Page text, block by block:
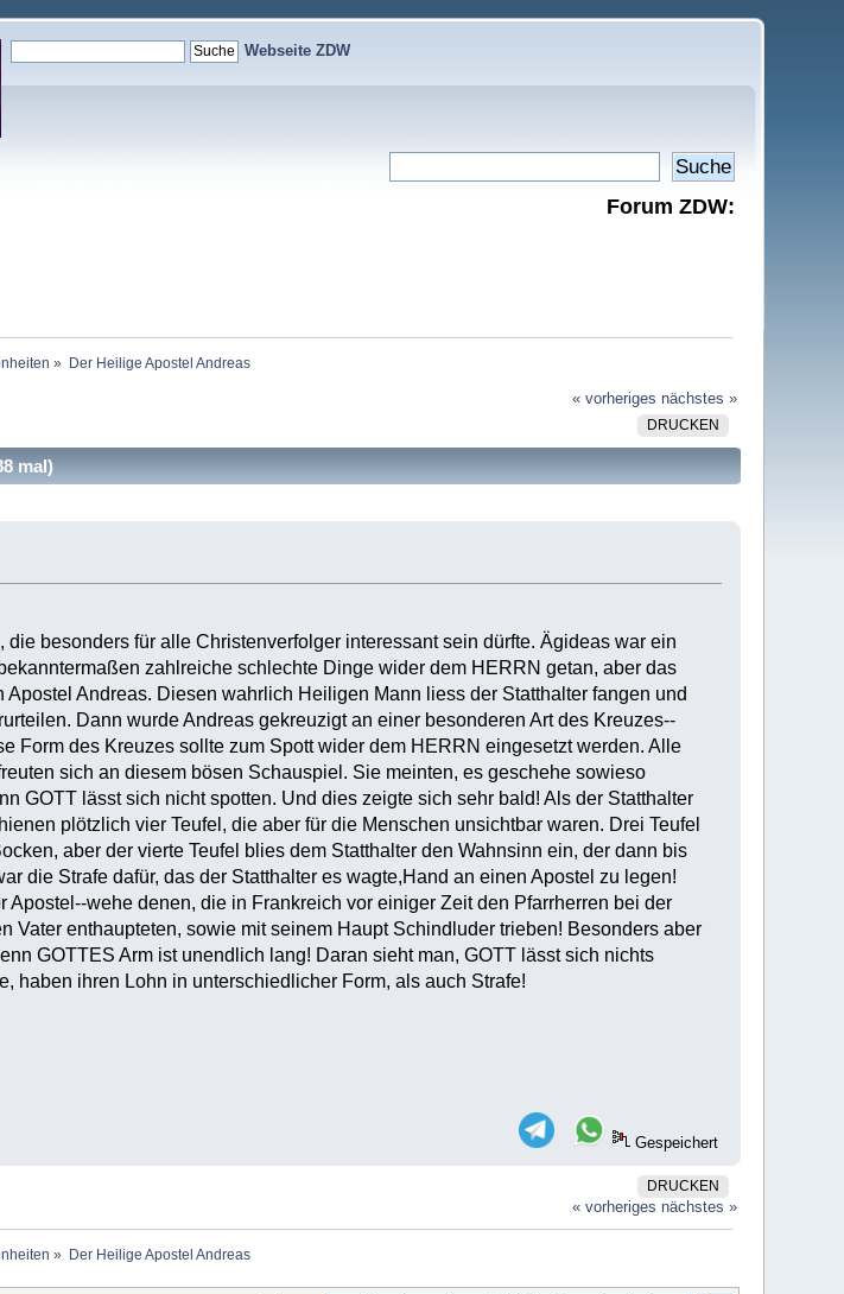
Webseite ZDW
Forum ZDW:
» Der Heilige Apostel Andreas
« vorheriges nächstes »
DRUCKEN
mal)
besonders für alle Christenverfolger interessant sein dürfte. Ägideas war ein
zahlreiche schlechte Dinge wider dem HERRN getan, aber das
Andreas. Diesen wahrlich Heiligen Mann liess der Statthalter fangen und
Dann wurde Andreas gekreuzigt an einer besonderen Art des Kreuzes--
Form des Kreuzes sollte zum Spott wider dem HERRN eingesetzt werden. Alle
sich an diesem bösen Schauspiel. Sie meinten, es geschehe sowieso
GOTT lässt sich nicht spotten. Und dies zeigte sich sehr bald! Als der Statthalter
plötzlich vier Teufel, die aber für die Menschen unsichtbar waren. Drei Teufel
aber der vierte Teufel blies dem Statthalter den Wahnsinn ein, der dann bis
die Strafe dafür, das der Statthalter es wagte,Hand an einen Apostel zu legen!
wehe denen, die in Frankreich vor einiger Zeit den Pfarrherren bei der
Vater enthaupteten, sowie mit seinem Haupt Schindluder trieben! Besonders aber
GOTTES Arm ist unendlich lang! Daran sieht man, GOTT lässt sich nichts
haben ihren Lohn in unterschiedlicher Form, als auch Strafe!
Gespeichert
DRUCKEN
« vorheriges nächstes »
» Der Heilige Apostel Andreas